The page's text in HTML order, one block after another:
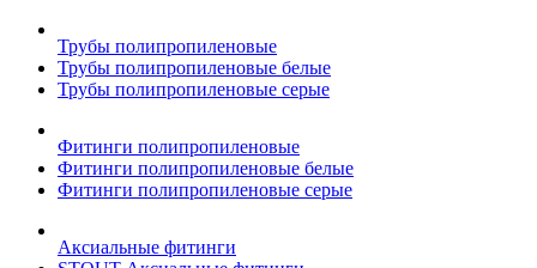
Трубы полипропиленовые
Трубы полипропиленовые белые
Трубы полипропиленовые серые
Фитинги полипропиленовые
Фитинги полипропиленовые белые
Фитинги полипропиленовые серые
Аксиальные фитинги